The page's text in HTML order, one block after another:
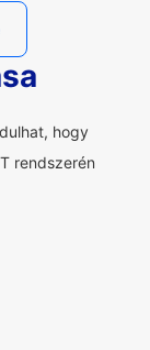
hogy
rendszerén